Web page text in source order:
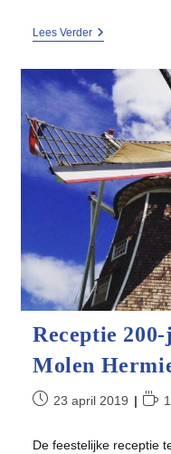
Lees VerderPrinses
Viering
200
Jaar
Molen
Hermien
Receptie
Molen
Bericht
op:
23 april 2019
De feestelijke receptie